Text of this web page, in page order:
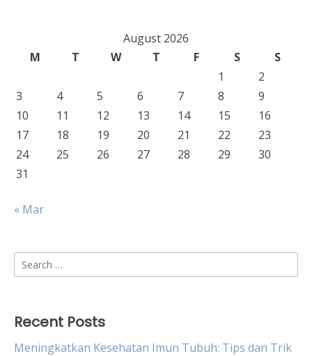
August 2026
M
T W T F S
S
1
2
3
4 5 6 7 8
9
10
11 12 13 14 15
16
17
18 19 20 21 22
23
24
25 26 27 28 29
30
31
« Mar
Search
for:
Recent Posts
Meningkatkan Kesehatan Imun Tubuh: Tips dan Trik